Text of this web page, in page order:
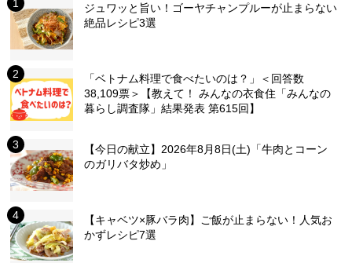
ジュワッと旨い！ゴーヤチャンプルーが止まらない
絶品レシピ3選
「ベトナム料理で食べたいのは？」＜回答数
38,109票＞【教えて！ みんなの衣食住「みんなの
暮らし調査隊」結果発表 第615回】
【今日の献立】2026年8月8日(土)「牛肉とコーン
のガリバタ炒め」
【キャベツ×豚バラ肉】ご飯が止まらない！人気お
かずレシピ7選